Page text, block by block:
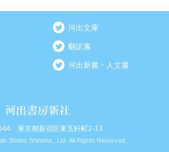
河出文庫
翻訳書
河出新書・人文書
東京都新宿区東五軒町2-13
Shobo Shinsha., Ltd. All Rights Reserved.